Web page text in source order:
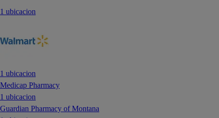
1 ubicacion
1 ubicacion
Medicap Pharmacy
1 ubicacion
Guardian Pharmacy of Montana